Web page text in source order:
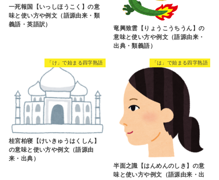
一死報国【いっしほうこく】の意
味と使い方や例文（語源由来・類
義語・英語訳）
竜興致雲【りょうこうちうん】の
意味と使い方や例文（語源由来・
出典・類義語）
「け」で始まる四字熟語
桂宮柏寝【けいきゅうはくしん】
の意味と使い方や例文（語源由
来・出典）
「は」で始まる四字熟語
半面之識【はんめんのしき】の意
味と使い方や例文（語源由来・出